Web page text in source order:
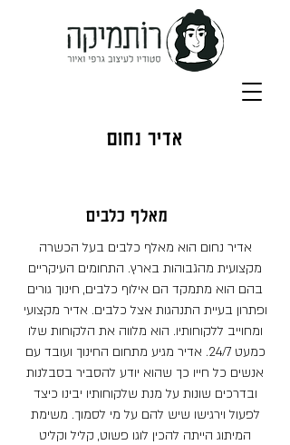
אדיר נחום
מאלף כלבים
אדיר נחום הוא מאלף כלבים בעל הכשרה
מקצועית מהגבוהות בארץ. התחומים העיקריים
בהם הוא מתמקד הם אילוף כלבים, חינוך גורים
ופתרון בעיית התנהגות אצל כלבים. אדיר מקצועי
ומחוייב ללקוחותיו. הוא מלווה את הלקוחות שלו
כמעט 24/7. אדיר מגיע מתחום החינוך ועובד עם
אנשים כל חייו כך שהוא יודע להסביר בסבלנות
ובדרכים שונות על מנת שלקוחותיו יבינו כיצד
לפעול וירגישו שיש להם על מי לסמוך. משימת
המיתוג הייתה להכין לוגו פשוט, קליל וקליט